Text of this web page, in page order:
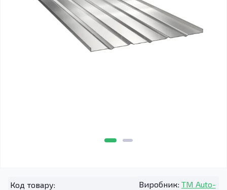
Код товару:
Виробник: TM Auto-